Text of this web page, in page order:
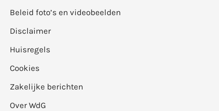
Beleid foto’s en videobeelden
Disclaimer
Huisregels
Cookies
Zakelijke berichten
Over WdG